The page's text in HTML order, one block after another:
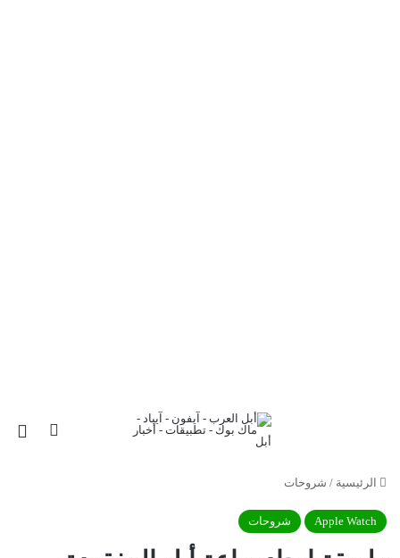
بحث
الرئيسية / شروحات
Apple Watch شروحات